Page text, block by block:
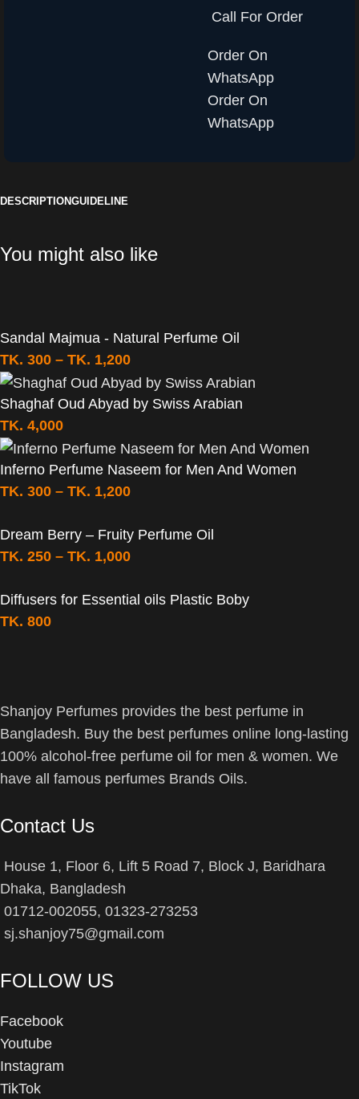
Call For Order
Order On
WhatsApp
Order On
WhatsApp
DESCRIPTIONGUIDELINE
You might also like
Sandal Majmua - Natural Perfume Oil
TK. 300 – TK. 1,200
Shaghaf Oud Abyad by Swiss Arabian
TK. 4,000
Inferno Perfume Naseem for Men And Women
TK. 300 – TK. 1,200
Dream Berry – Fruity Perfume Oil
TK. 250 – TK. 1,000
Diffusers for Essential oils Plastic Boby
TK. 800
Shanjoy Perfumes provides the best perfume in
Bangladesh. Buy the best perfumes online long-lasting
100% alcohol-free perfume oil for men & women. We
have all famous perfumes Brands Oils.
Contact Us
House 1, Floor 6, Lift 5 Road 7, Block J, Baridhara
Dhaka, Bangladesh
01712-002055, 01323-273253
sj.shanjoy75@gmail.com
FOLLOW US
Facebook
Youtube
Instagram
TikTok